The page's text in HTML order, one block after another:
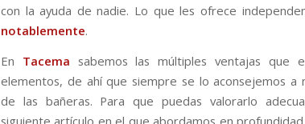
con la ayuda de nadie. Lo que les ofrece
notablemente.
En Tacema sabemos las múltiples ventajas que
elementos, de ahí que siempre se lo aconsejemos
de las bañeras. Para que puedas valorarlo